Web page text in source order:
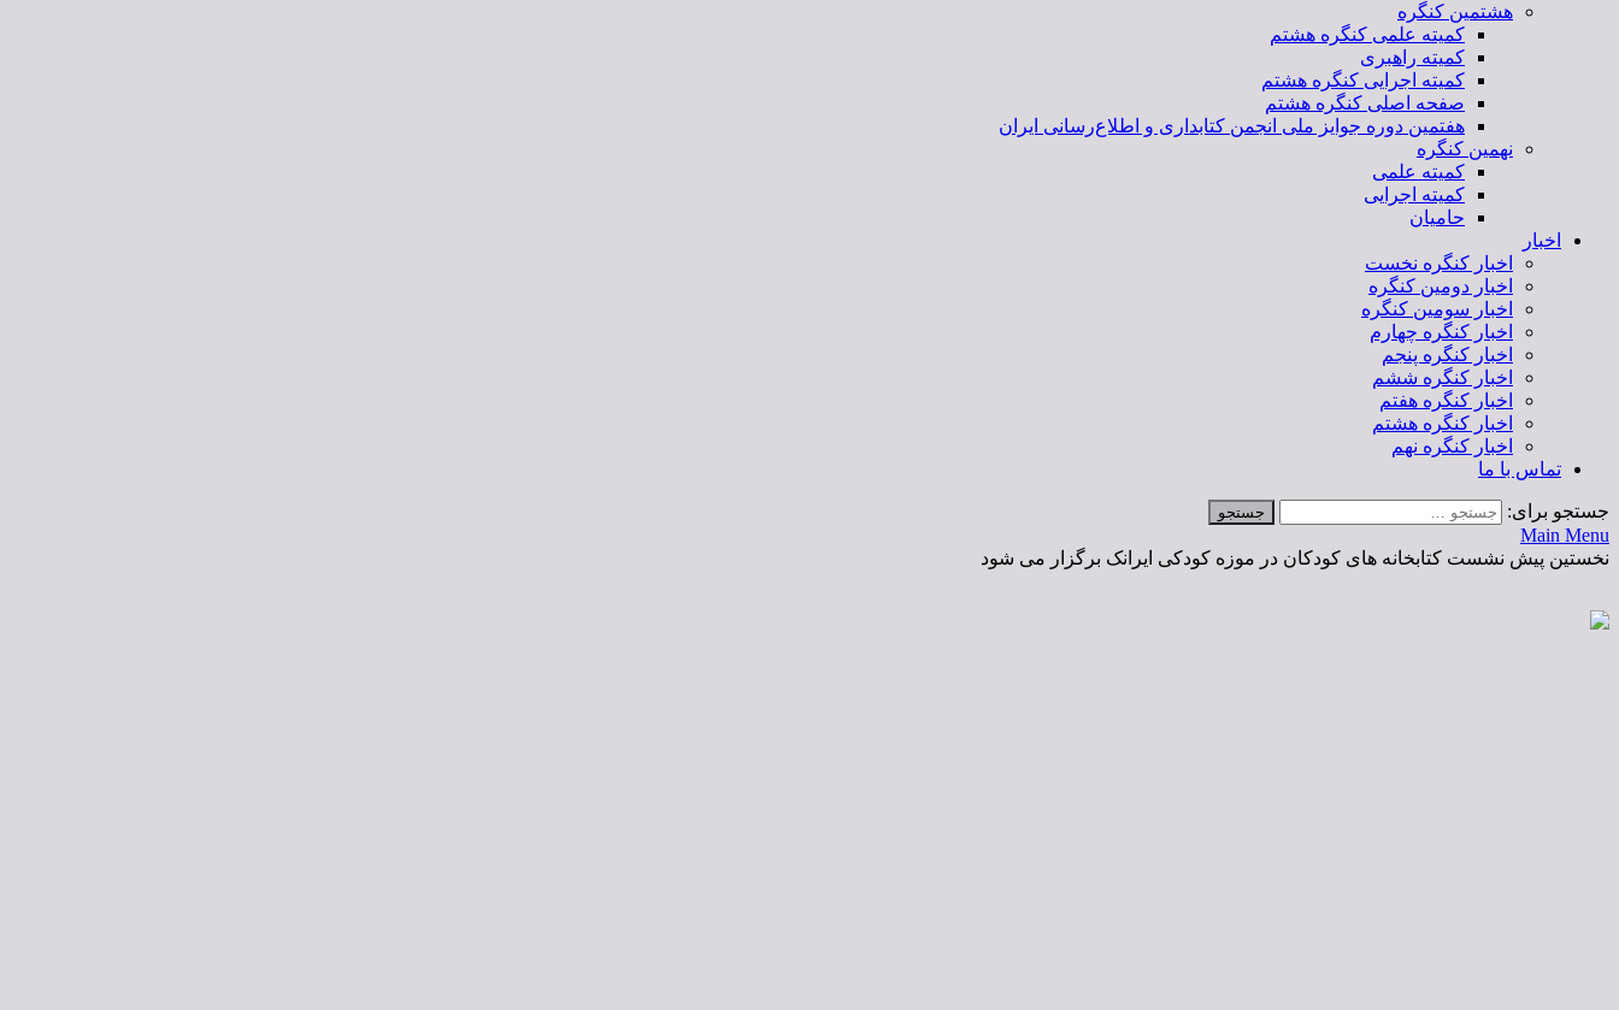
هشتمین کنگره
کمیته علمی کنگره هشتم
کمیته راهبری
کمیته اجرایی کنگره هشتم
صفحه اصلی کنگره هشتم
هفتمین دوره جوایز ملی انجمن کتابداری و اطلاع‌رسانی ایران
نهمین کنگره
کمیته علمی
کمیته اجرایی
حامیان
اخبار
اخبار کنگره نخست
اخبار دومین کنگره
اخبار سومین کنگره
اخبار کنگره چهارم
اخبار کنگره پنجم
اخبار کنگره ششم
اخبار کنگره هفتم
اخبار کنگره هشتم
اخبار کنگره نهم
تماس با ما
جستجو برای:
Main Menu
نخستین پیش نشست کتابخانه های کودکان در موزه کودکی ایرانک برگزار می شود